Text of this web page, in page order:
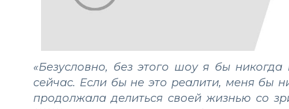
«Безусловно, без этого шоу я бы никогда
сейчас. Если бы не это реалити, меня бы
продолжала делиться своей жизнью со